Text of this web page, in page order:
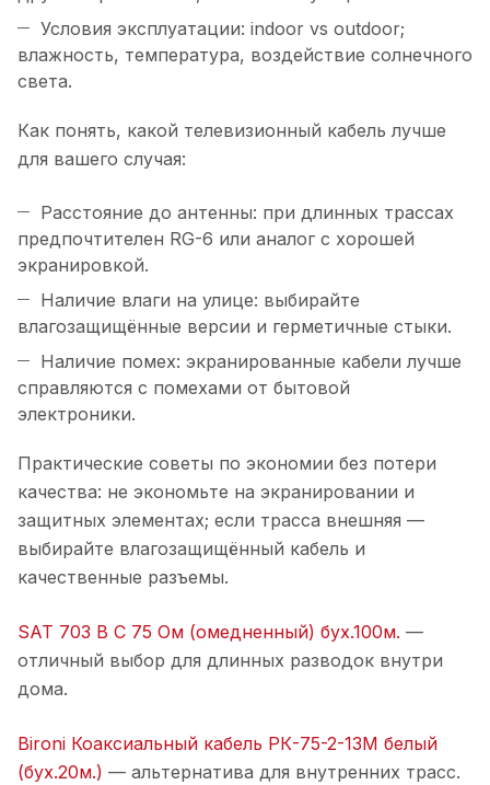
Условия эксплуатации: indoor vs outdoor;
влажность, температура, воздействие солнечного
света.
Как понять, какой телевизионный кабель лучше
для вашего случая:
Расстояние до антенны: при длинных трассах
предпочтителен RG-6 или аналог с хорошей
экранировкой.
Наличие влаги на улице: выбирайте
влагозащищённые версии и герметичные стыки.
Наличие помех: экранированные кабели лучше
справляются с помехами от бытовой
электроники.
Практические советы по экономии без потери
качества: не экономьте на экранировании и
защитных элементах; если трасса внешняя —
выбирайте влагозащищённый кабель и
качественные разъемы.
SAT 703 B С 75 Ом (омедненный) бух.100м. —
отличный выбор для длинных разводок внутри
дома.
Bironi Коаксиальный кабель РК-75-2-13М белый
(бух.20м.) — альтернативa для внутренних трасс.